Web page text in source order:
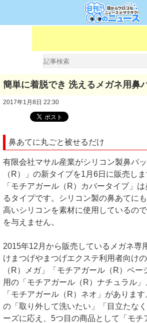
簡単に着脱でき 洗えるメガネ用鼻
2017年1月8日 22:30
鼻あてに丸ごと被せるだけ
有限会社マサル産業がシリコン製鼻パ
（R）」の新タイプを1月6日に販売し
「モチアガール（R）カバータイプ」
るタイプです。シリコン製の鼻あてに
高いシリコンを素材に使用しているの
を与えません。
2015年12月から販売しているメガネ専
けまつげやまつげエクステ利用者向け
（R）メガ」「モチアガール（R）ベー
用の「モチアガール（R）ナチュラル」
「モチアガール（R）ネオ」がありま
の「取り外して洗いたい」「目立たな
ーズに応え、5つ目の商品として「モチ